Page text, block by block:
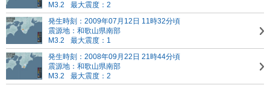
M3.2
最大震度：2
発生時刻：2009年07月12日 11時32分頃
震源地：和歌山県南部
M3.2
最大震度：1
発生時刻：2008年09月22日 21時44分頃
震源地：和歌山県南部
M3.2
最大震度：2